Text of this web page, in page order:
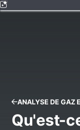
ANALYSE DE GAZ
Qu'est-